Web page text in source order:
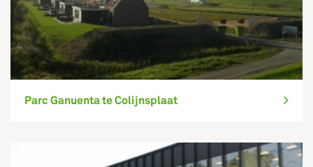
Parc Ganuenta te Colijnsplaat